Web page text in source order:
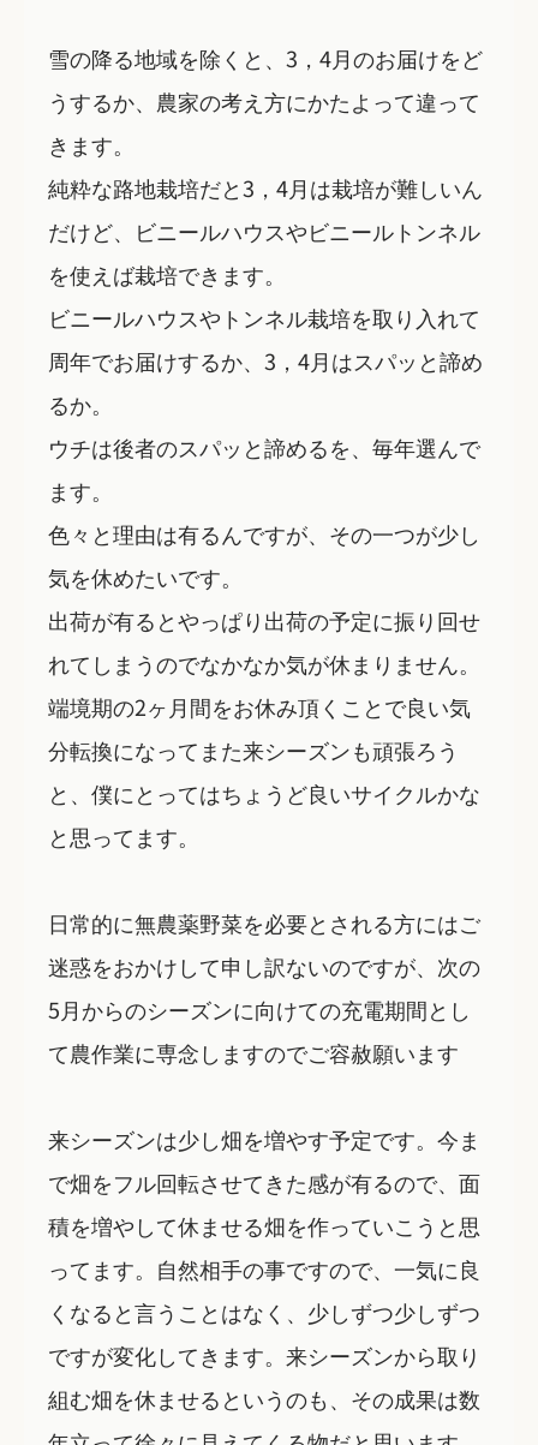
雪の降る地域を除くと、3，4月のお届けをど
うするか、農家の考え方にかたよって違って
きます。
純粋な路地栽培だと3，4月は栽培が難しいん
だけど、ビニールハウスやビニールトンネル
を使えば栽培できます。
ビニールハウスやトンネル栽培を取り入れて
周年でお届けするか、3，4月はスパッと諦め
るか。
ウチは後者のスパッと諦めるを、毎年選んで
ます。
色々と理由は有るんですが、その一つが少し
気を休めたいです。
出荷が有るとやっぱり出荷の予定に振り回せ
れてしまうのでなかなか気が休まりません。
端境期の2ヶ月間をお休み頂くことで良い気
分転換になってまた来シーズンも頑張ろう
と、僕にとってはちょうど良いサイクルかな
と思ってます。
日常的に無農薬野菜を必要とされる方にはご
迷惑をおかけして申し訳ないのですが、次の
5月からのシーズンに向けての充電期間とし
て農作業に専念しますのでご容赦願います
来シーズンは少し畑を増やす予定です。今ま
で畑をフル回転させてきた感が有るので、面
積を増やして休ませる畑を作っていこうと思
ってます。自然相手の事ですので、一気に良
くなると言うことはなく、少しずつ少しずつ
ですが変化してきます。来シーズンから取り
組む畑を休ませるというのも、その成果は数